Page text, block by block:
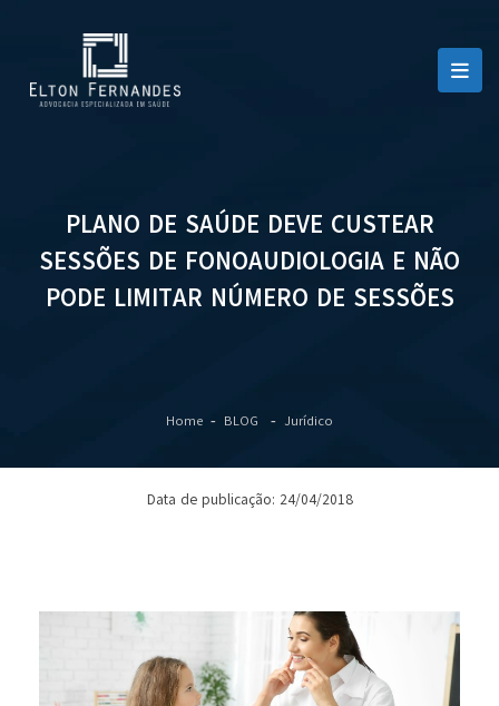
PLANO DE SAÚDE DEVE CUSTEAR
SESSÕES DE FONOAUDIOLOGIA E NÃO
PODE LIMITAR NÚMERO DE SESSÕES
Home BLOG Jurídico
Data de publicação: 24/04/2018